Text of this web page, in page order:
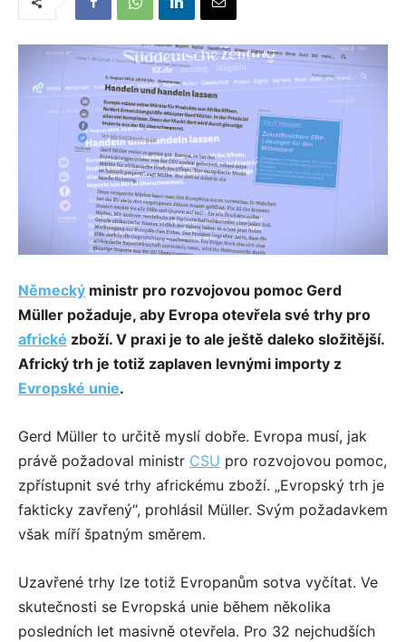
Německý ministr pro rozvojovou pomoc Gerd
Müller požaduje, aby Evropa otevřela své trhy pro
africké zboží. V praxi je to ale ještě daleko složitější.
Africký trh je totiž zaplaven levnými importy z
Evropské unie.
Gerd Müller to určitě myslí dobře. Evropa musí, jak
právě požadoval ministr CSU pro rozvojovou pomoc,
zpřístupnit své trhy africkému zboží. „Evropský trh je
fakticky zavřený“, prohlásil Müller. Svým požadavkem
však míří špatným směrem.
Uzavřené trhy lze totiž Evropanům sotva vyčítat. Ve
skutečnosti se Evropská unie během několika
posledních let masivně otevřela. Pro 32 nejchudších